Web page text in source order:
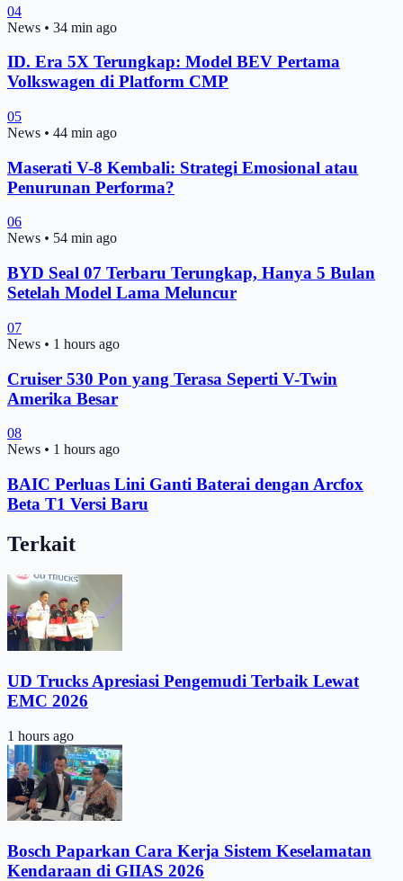
04
News • 34 min ago
ID. Era 5X Terungkap: Model BEV Pertama
Volkswagen di Platform CMP
05
News • 44 min ago
Maserati V-8 Kembali: Strategi Emosional atau
Penurunan Performa?
06
News • 54 min ago
BYD Seal 07 Terbaru Terungkap, Hanya 5 Bulan
Setelah Model Lama Meluncur
07
News • 1 hours ago
Cruiser 530 Pon yang Terasa Seperti V-Twin
Amerika Besar
08
News • 1 hours ago
BAIC Perluas Lini Ganti Baterai dengan Arcfox
Beta T1 Versi Baru
Terkait
UD Trucks Apresiasi Pengemudi Terbaik Lewat
EMC 2026
1 hours ago
Bosch Paparkan Cara Kerja Sistem Keselamatan
Kendaraan di GIIAS 2026